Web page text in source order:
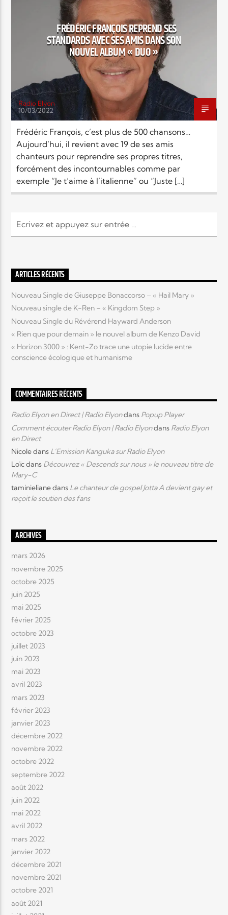
Radio Elyon
Elyon Rhema
Elyon Kids
FRÉDÉRIC FRANÇOIS REPREND SES
STANDARDS AVEC SES AMIS DANS SON
NOUVEL ALBUM « DUO »
Radio Elyon
10/03/2022
Frédéric François, c’est plus de 500 chansons…
Aujourd’hui, il revient avec 19 de ses amis
chanteurs pour reprendre ses propres titres,
forcément des incontournables comme par
exemple “Je t’aime à l’italienne” ou “Juste […]
ARTICLES RÉCENTS
Nouveau Single de Giuseppe Bonaccorso – « Hail Mary »
Nouveau single de K-Ren – « Kingdom Step »
Nouveau Single du Révérend Hayward Anderson
« Rien que pour demain » le nouvel album de Kenzo David
« Horizon 3000 » : Kent-Zo trace une utopie lucide entre
conscience écologique et humanisme
COMMENTAIRES RÉCENTS
Radio Elyon en Direct | Radio Elyondans Popup Player
Comment écouter Radio Elyon | Radio Elyondans Radio Elyon
en Direct
Nicoledans L’Emission Kanguka sur Radio Elyon
Loïcdans Découvrez « Descends sur nous » le nouveau titre de
Mary-C
taminielianedans Le chanteur de gospel Jotta A devient gay et
reçoit le soutien des fans
ARCHIVES
mars 2026
novembre 2025
octobre 2025
juin 2025
mai 2025
février 2025
octobre 2023
juillet 2023
juin 2023
mai 2023
avril 2023
mars 2023
février 2023
janvier 2023
décembre 2022
novembre 2022
octobre 2022
septembre 2022
août 2022
juin 2022
mai 2022
avril 2022
mars 2022
janvier 2022
décembre 2021
novembre 2021
octobre 2021
août 2021